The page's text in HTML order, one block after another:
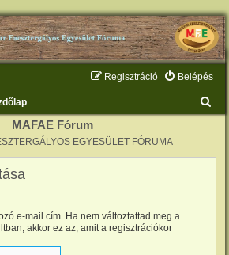
Belépés
Regisztráció
MAFAE Fórum
EGYESÜLET FÓRUMA
e-mail cím. Ha nem változtattad meg a
akkor ez az, amit a regisztrációkor